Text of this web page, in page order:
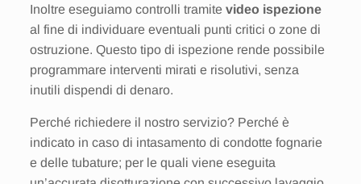
Inoltre eseguiamo controlli tramite video ispezione
al fine di individuare eventuali punti critici o zone di
ostruzione. Questo tipo di ispezione rende possibile
programmare interventi mirati e risolutivi, senza
inutili dispendi di denaro.
Perché richiedere il nostro servizio? Perché è
indicato in caso di intasamento di condotte fognarie
e delle tubature; per le quali viene eseguita